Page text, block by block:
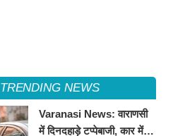
TRENDING NEWS
Varanasi News: वाराणसी
में दिनदहाड़े टप्पेबाजी, कार में